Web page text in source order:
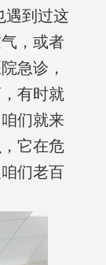
遇到过这
，或者
急诊，
有时就
们就来
它在危
们老百